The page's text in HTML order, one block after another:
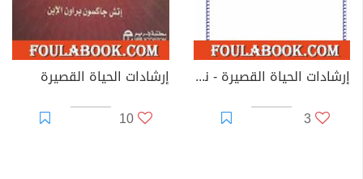
إرشادات الحياة القصيرة - نسخة أخرى
3
إرشادات الحياة القصيرة
10